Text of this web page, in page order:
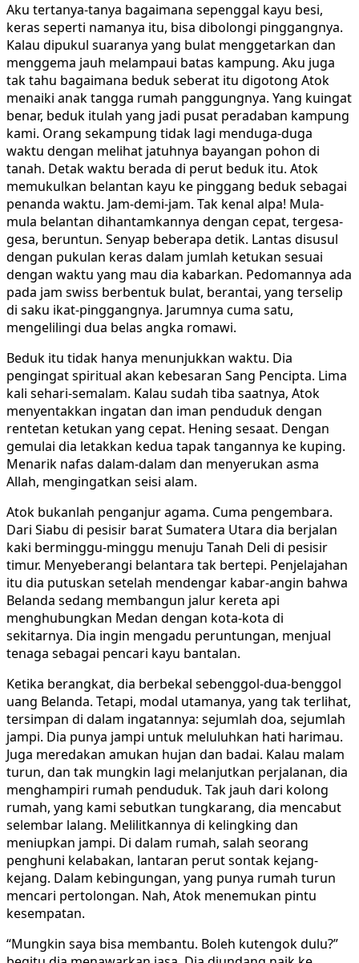
Aku tertanya-tanya bagaimana sepenggal kayu besi,
keras seperti namanya itu, bisa dibolongi pinggangnya.
Kalau dipukul suaranya yang bulat menggetarkan dan
menggema jauh melampaui batas kampung. Aku juga
tak tahu bagaimana beduk seberat itu digotong Atok
menaiki anak tangga rumah panggungnya. Yang kuingat
benar, beduk itulah yang jadi pusat peradaban kampung
kami. Orang sekampung tidak lagi menduga-duga
waktu dengan melihat jatuhnya bayangan pohon di
tanah. Detak waktu berada di perut beduk itu. Atok
memukulkan belantan kayu ke pinggang beduk sebagai
penanda waktu. Jam-demi-jam. Tak kenal alpa! Mula-
mula belantan dihantamkannya dengan cepat, tergesa-
gesa, beruntun. Senyap beberapa detik. Lantas disusul
dengan pukulan keras dalam jumlah ketukan sesuai
dengan waktu yang mau dia kabarkan. Pedomannya ada
pada jam swiss berbentuk bulat, berantai, yang terselip
di saku ikat-pinggangnya. Jarumnya cuma satu,
mengelilingi dua belas angka romawi.
Beduk itu tidak hanya menunjukkan waktu. Dia
pengingat spiritual akan kebesaran Sang Pencipta. Lima
kali sehari-semalam. Kalau sudah tiba saatnya, Atok
menyentakkan ingatan dan iman penduduk dengan
rentetan ketukan yang cepat. Hening sesaat. Dengan
gemulai dia letakkan kedua tapak tangannya ke kuping.
Menarik nafas dalam-dalam dan menyerukan asma
Allah, mengingatkan seisi alam.
Atok bukanlah penganjur agama. Cuma pengembara.
Dari Siabu di pesisir barat Sumatera Utara dia berjalan
kaki berminggu-minggu menuju Tanah Deli di pesisir
timur. Menyeberangi belantara tak bertepi. Penjelajahan
itu dia putuskan setelah mendengar kabar-angin bahwa
Belanda sedang membangun jalur kereta api
menghubungkan Medan dengan kota-kota di
sekitarnya. Dia ingin mengadu peruntungan, menjual
tenaga sebagai pencari kayu bantalan.
Ketika berangkat, dia berbekal sebenggol-dua-benggol
uang Belanda. Tetapi, modal utamanya, yang tak terlihat,
tersimpan di dalam ingatannya: sejumlah doa, sejumlah
jampi. Dia punya jampi untuk meluluhkan hati harimau.
Juga meredakan amukan hujan dan badai. Kalau malam
turun, dan tak mungkin lagi melanjutkan perjalanan, dia
menghampiri rumah penduduk. Tak jauh dari kolong
rumah, yang kami sebutkan tungkarang, dia mencabut
selembar lalang. Melilitkannya di kelingking dan
meniupkan jampi. Di dalam rumah, salah seorang
penghuni kelabakan, lantaran perut sontak kejang-
kejang. Dalam kebingungan, yang punya rumah turun
mencari pertolongan. Nah, Atok menemukan pintu
kesempatan.
“Mungkin saya bisa membantu. Boleh kutengok dulu?”